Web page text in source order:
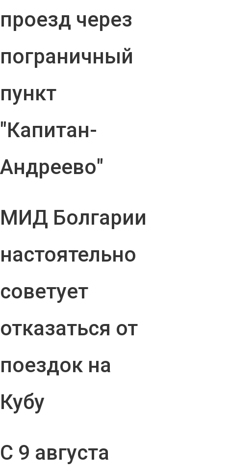
проезд через
пограничный
пункт
"Капитан-
Андреево"
МИД Болгарии
настоятельно
советует
отказаться от
поездок на
Кубу
С 9 августа